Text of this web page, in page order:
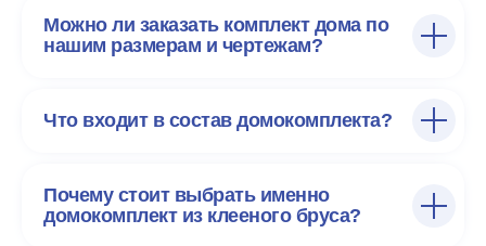
Можно ли заказать комплект дома по
нашим размерам и чертежам?
Что входит в состав домокомплекта?
Почему стоит выбрать именно
домокомплект из клееного бруса?